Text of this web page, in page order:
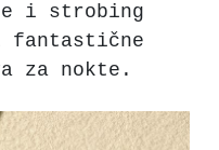
i strobing
fantastične
za nokte.